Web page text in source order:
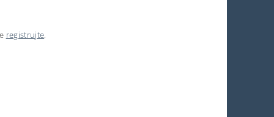
registrujte.